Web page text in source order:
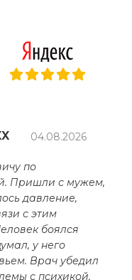
04.08.2026
по
Пришли с мужем,
давление,
с этим
боялся
у него
Врач убедил
с психикой,